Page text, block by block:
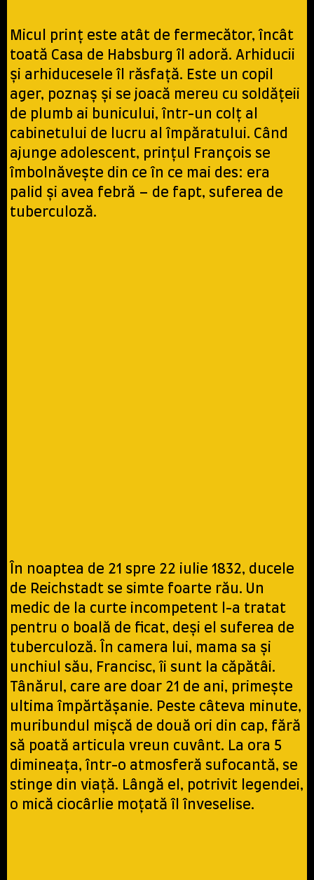
Micul prinț este atât de fermecător, încât
toată Casa de Habsburg îl adoră. Arhiducii
și arhiducesele îl răsfață. Este un copil
ager, poznaș și se joacă mereu cu soldățeii
de plumb ai bunicului, într-un colț al
cabinetului de lucru al împăratului. Când
ajunge adolescent, prinţul François se
îmbolnăveşte din ce în ce mai des: era
palid şi avea febră – de fapt, suferea de
tuberculoză.
În noaptea de 21 spre 22 iulie 1832, ducele
de Reichstadt se simte foarte rău. Un
medic de la curte incompetent l-a tratat
pentru o boală de ficat, deși el suferea de
tuberculoză. În camera lui, mama sa și
unchiul său, Francisc, îi sunt la căpătâi.
Tânărul, care are doar 21 de ani, primește
ultima împărtășanie. Peste câteva minute,
muribundul mișcă de două ori din cap, fără
să poată articula vreun cuvânt. La ora 5
dimineața, într-o atmosferă sufocantă, se
stinge din viață. Lângă el, potrivit legendei,
o mică ciocârlie moțată îl înveselise.